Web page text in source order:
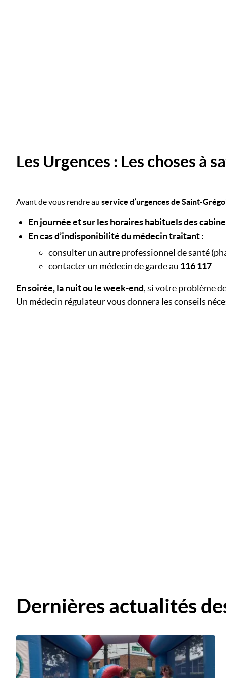
Les Urgences : Les choses à
Avant de vous rendre au service d’urgences de Saint-
En journée et sur les horaires habituels des
En cas d’indisponibilité du médecin traitant :
consulter un autre professionnel de santé
contacter un médecin de garde au 116 117
En soirée, la nuit ou le week-end, si votre problème
Un médecin régulateur vous donnera les conseils
Dernières actualités